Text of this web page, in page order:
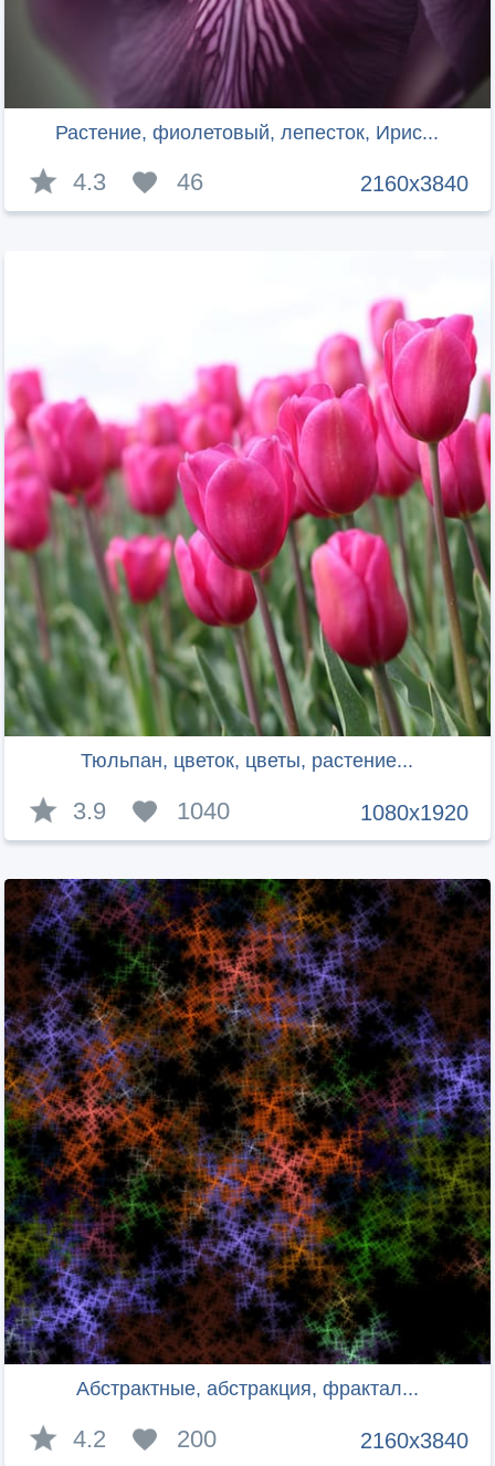
Растение, фиолетовый, лепесток, Ирис...
2160x3840
4.3 46
Тюльпан, цветок, цветы, растение...
1080x1920
3.9 1040
Абстрактные, абстракция, фрактал...
2160x3840
4.2 200